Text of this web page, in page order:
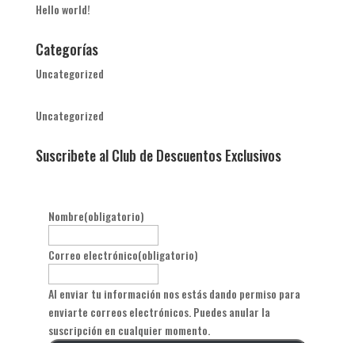
Hello world!
Categorías
Uncategorized
Uncategorized
Suscribete al Club de Descuentos Exclusivos
Nombre(obligatorio)
Correo electrónico(obligatorio)
Al enviar tu información nos estás dando permiso para
enviarte correos electrónicos. Puedes anular la
suscripción en cualquier momento.